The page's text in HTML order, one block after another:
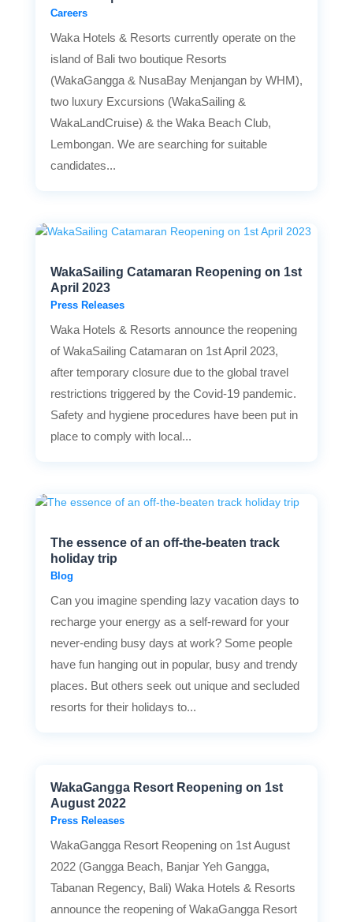
Careers
Waka Hotels & Resorts currently operate on the
island of Bali two boutique Resorts
(WakaGangga & NusaBay Menjangan by WHM),
two luxury Excursions (WakaSailing &
WakaLandCruise) & the Waka Beach Club,
Lembongan. We are searching for suitable
candidates...
WakaSailing Catamaran Reopening on 1st
April 2023
Press Releases
Waka Hotels & Resorts announce the reopening
of WakaSailing Catamaran on 1st April 2023,
after temporary closure due to the global travel
restrictions triggered by the Covid-19 pandemic.
Safety and hygiene procedures have been put in
place to comply with local...
The essence of an off-the-beaten track
holiday trip
Blog
Can you imagine spending lazy vacation days to
recharge your energy as a self-reward for your
never-ending busy days at work? Some people
have fun hanging out in popular, busy and trendy
places. But others seek out unique and secluded
resorts for their holidays to...
WakaGangga Resort Reopening on 1st
August 2022
Press Releases
WakaGangga Resort Reopening on 1st August
2022 (Gangga Beach, Banjar Yeh Gangga,
Tabanan Regency, Bali) Waka Hotels & Resorts
announce the reopening of WakaGangga Resort